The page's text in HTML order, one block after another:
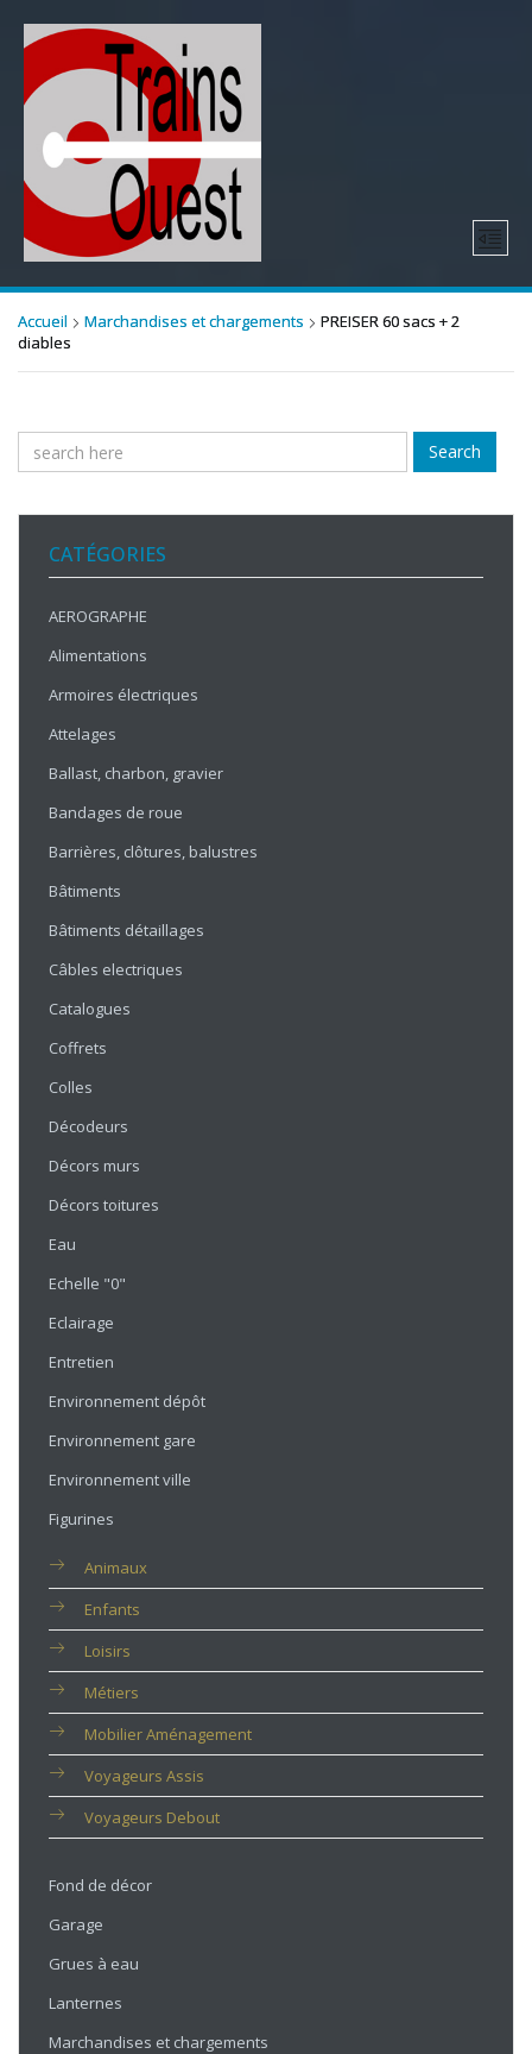
Accueil Marchandises et chargements
PREISER 60 sacs + 2
diables
Search
CATÉGORIES
AEROGRAPHE
Alimentations
Armoires électriques
Attelages
Ballast, charbon, gravier
Bandages de roue
Barrières, clôtures, balustres
Bâtiments
Bâtiments détaillages
Câbles electriques
Catalogues
Coffrets
Colles
Décodeurs
Décors murs
Décors toitures
Eau
Echelle "0"
Eclairage
Entretien
Environnement dépôt
Environnement gare
Environnement ville
Figurines
Animaux
Enfants
Loisirs
Métiers
Mobilier Aménagement
Voyageurs Assis
Voyageurs Debout
Fond de décor
Garage
Grues à eau
Lanternes
Marchandises et chargements